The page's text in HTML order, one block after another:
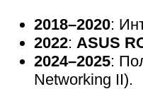
2018–2020:
2022: ASUS
2024–2025:
Networking II).